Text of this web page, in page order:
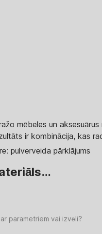
mēbeles un
ir kombinācija, kas
pulverveida pārklājums
parametriem vai izvēli?